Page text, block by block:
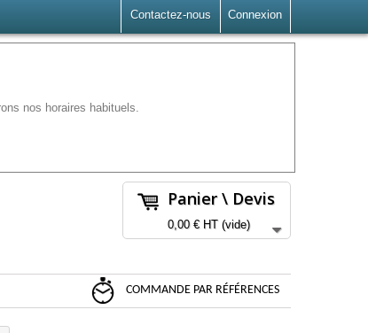
Connexion
Contactez-nous
nos horaires habituels.
Panier \ Devis
0,00 €HT (vide)
COMMANDE PAR RÉFÉRENCES